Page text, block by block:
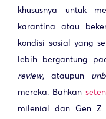
khususnya untuk
karantina atau
kondisi sosial yang
lebih bergantung
review, ataupun
mereka. Bahkan
milenial dan Gen Z